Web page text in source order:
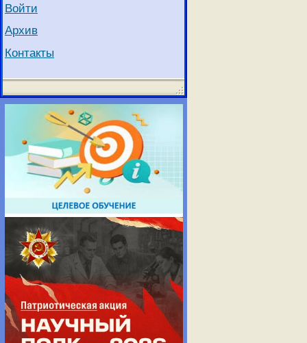
Войти
Архив
Контакты